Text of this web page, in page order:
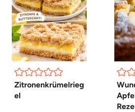
Zitronenkrümelrieg
el